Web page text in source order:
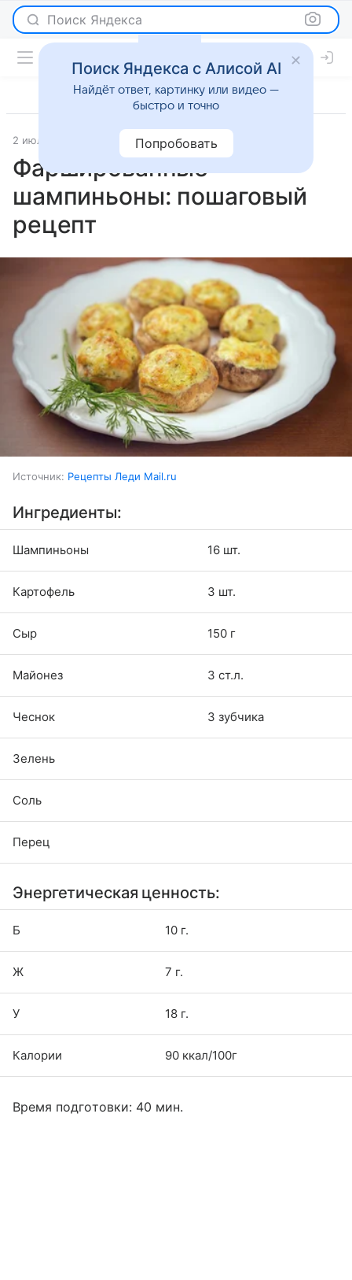
Поиск Яндекса
2 июля 2026
Фаршированные
шампиньоны: пошаговый
рецепт
Источник: Рецепты Леди Mail.ru
Ингредиенты:
Шампиньоны 16 шт.
Картофель 3 шт.
Сыр 150 г
Майонез 3 ст.л.
Чеснок 3 зубчика
Зелень
Соль
Перец
Энергетическая ценность:
Б 10 г.
Ж 7 г.
У 18 г.
Калории 90 ккал/100г
Время подготовки: 40 мин.
Поиск Яндекса с Алисой AI
Найдёт ответ, картинку или видео —
быстро и точно
Попробовать